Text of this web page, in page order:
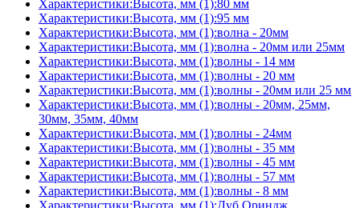
Характеристики:Высота, мм (1):80 мм
Характеристики:Высота, мм (1):95 мм
Характеристики:Высота, мм (1):волна - 20мм
Характеристики:Высота, мм (1):волна - 20мм или 25мм
Характеристики:Высота, мм (1):волны - 14 мм
Характеристики:Высота, мм (1):волны - 20 мм
Характеристики:Высота, мм (1):волны - 20мм или 25 мм
Характеристики:Высота, мм (1):волны - 20мм, 25мм,
30мм, 35мм, 40мм
Характеристики:Высота, мм (1):волны - 24мм
Характеристики:Высота, мм (1):волны - 35 мм
Характеристики:Высота, мм (1):волны - 45 мм
Характеристики:Высота, мм (1):волны - 57 мм
Характеристики:Высота, мм (1):волны - 8 мм
Характеристики:Высота, мм (1):Дуб Ориндж